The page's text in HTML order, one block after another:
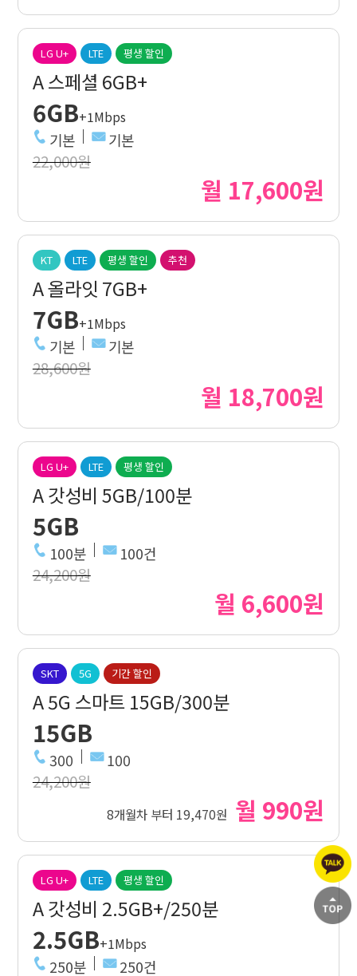
LG U+ LTE 평생 할인
A 스페셜 6GB+
6GB+1Mbps
기본 기본
22,000원
월 17,600원
KT LTE 평생 할인 추천
A 올라잇 7GB+
7GB+1Mbps
기본 기본
28,600원
월 18,700원
LG U+ LTE 평생 할인
A 갓성비 5GB/100분
5GB
100분 100건
24,200원
월 6,600원
SKT 5G 기간 할인
A 5G 스마트 15GB/300분
15GB
300 100
24,200원
8개월차 부터 19,470원 월 990원
LG U+ LTE 평생 할인
A 갓성비 2.5GB+/250분
2.5GB+1Mbps
250분 250건